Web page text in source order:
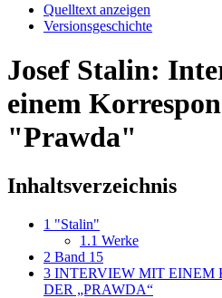
Quelltext anzeigen
Versionsgeschichte
Josef Stalin:
einem
"Prawda"
Inhaltsverzeichnis
1 "Stalin"
1.1 Werke
2 Band 15
3 INTERVIEW MIT EINEM
DER „PRAWDA“